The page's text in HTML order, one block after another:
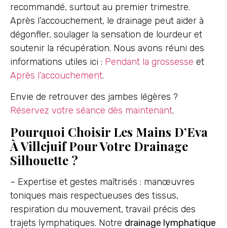
recommandé, surtout au premier trimestre.
Après l’accouchement, le drainage peut aider à
dégonfler, soulager la sensation de lourdeur et
soutenir la récupération. Nous avons réuni des
informations utiles ici : Pendant la grossesse et
Après l’accouchement.
Envie de retrouver des jambes légères ?
Réservez votre séance dès maintenant.
Pourquoi Choisir Les Mains D’Eva
À Villejuif Pour Votre Drainage
Silhouette ?
– Expertise et gestes maîtrisés : manœuvres
toniques mais respectueuses des tissus,
respiration du mouvement, travail précis des
trajets lymphatiques. Notre drainage lymphatique